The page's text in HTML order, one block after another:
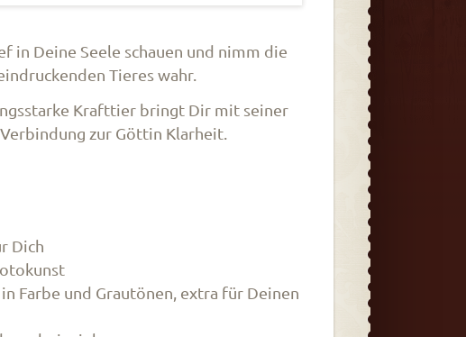
in Deine Seele schauen und nimm die
Tieres wahr.
Krafttier bringt Dir mit seiner
zur Göttin Klarheit.
Dich
Farbe und Grautönen, extra für Deinen